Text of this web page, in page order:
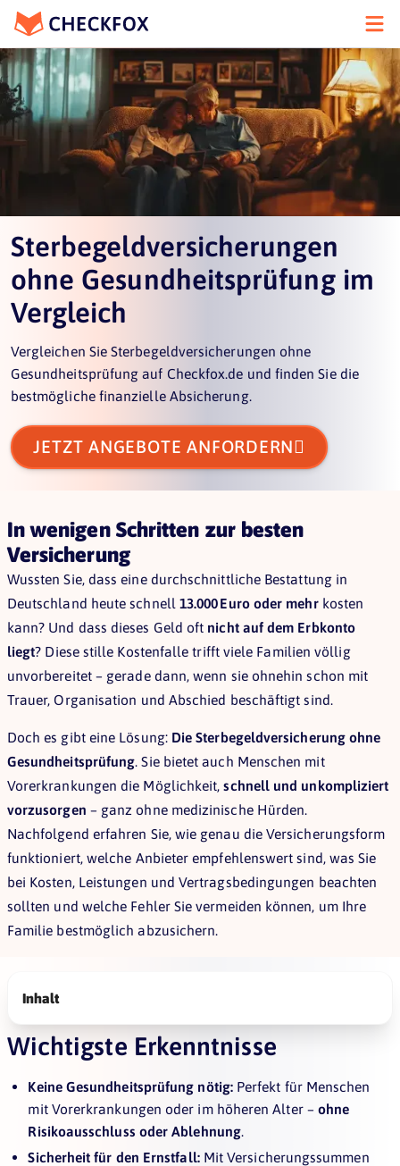
Sterbegeldversicherungen
ohne Gesundheitsprüfung im
Vergleich
Vergleichen Sie Sterbegeldversicherungen ohne
Gesundheitsprüfung auf Checkfox.de und finden Sie die
bestmögliche finanzielle Absicherung.
JETZT ANGEBOTE ANFORDERN
In wenigen Schritten zur besten
Versicherung
Wussten Sie, dass eine durchschnittliche Bestattung in
Deutschland heute schnell 13.000 Euro oder mehrkosten
kann? Und dass dieses Geld oft nicht auf dem Erbkonto
liegt? Diese stille Kostenfalle trifft viele Familien völlig
unvorbereitet – gerade dann, wenn sie ohnehin schon mit
Trauer, Organisation und Abschied beschäftigt sind.
Doch es gibt eine Lösung: Die Sterbegeldversicherung ohne
Gesundheitsprüfung. Sie bietet auch Menschen mit
Vorerkrankungen die Möglichkeit,schnell und unkompliziert
vorzusorgen – ganz ohne medizinische Hürden.
Nachfolgend erfahren Sie, wie genau die Versicherungsform
funktioniert, welche Anbieter empfehlenswert sind, was Sie
bei Kosten, Leistungen und Vertragsbedingungen beachten
sollten und welche Fehler Sie vermeiden können, um Ihre
Familie bestmöglich abzusichern.
Inhalt
Wichtigste Erkenntnisse
Keine Gesundheitsprüfung nötig: Perfekt für Menschen
mit Vorerkrankungen oder im höheren Alter – ohne
Risikoausschluss oder Ablehnung.
Sicherheit für den Ernstfall: Mit Versicherungssummen